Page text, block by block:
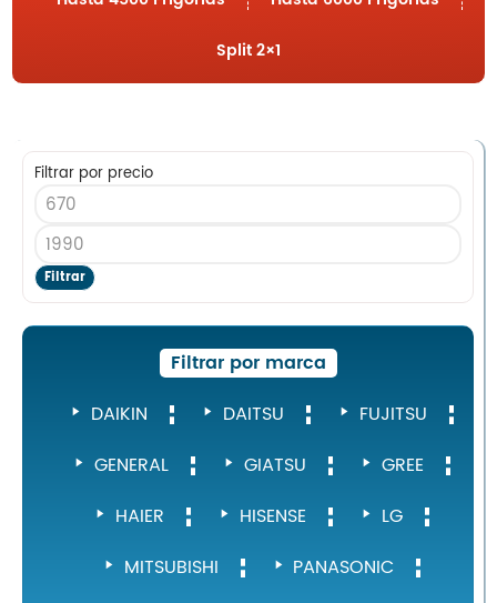
MultiSplit 2×1
Blog
Instalaciones
Servicio Técnico
Catálogo de Productos
Blog
Contacto
Split 2×1
Filtrar por precio
Filtrar
Filtrar por marca
DAIKIN
DAITSU
FUJITSU
GENERAL
GIATSU
GREE
HAIER
HISENSE
LG
MITSUBISHI
PANASONIC